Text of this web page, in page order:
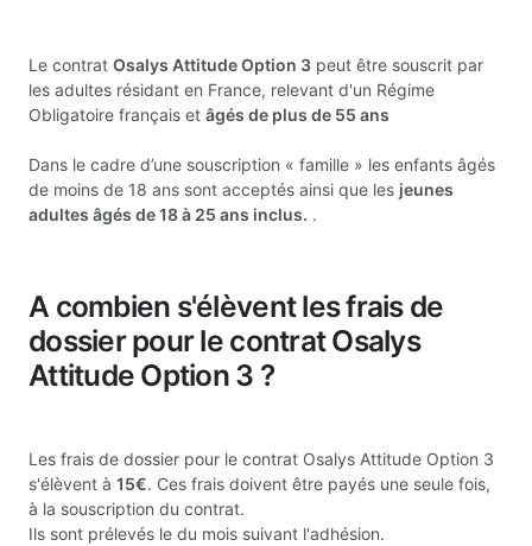
Le contrat Osalys Attitude Option 3 peut être souscrit par
les adultes résidant en France, relevant d'un Régime
Obligatoire français et âgés de plus de 55 ans
Dans le cadre d’une souscription « famille » les enfants âgés
de moins de 18 ans sont acceptés ainsi que les jeunes
adultes âgés de 18 à 25 ans inclus. .
A combien s'élèvent les frais de
dossier pour le contrat Osalys
Attitude Option 3 ?
Les frais de dossier pour le contrat Osalys Attitude Option 3
s'élèvent à 15€. Ces frais doivent être payés une seule fois,
à la souscription du contrat.
Ils sont prélevés le du mois suivant l'adhésion.